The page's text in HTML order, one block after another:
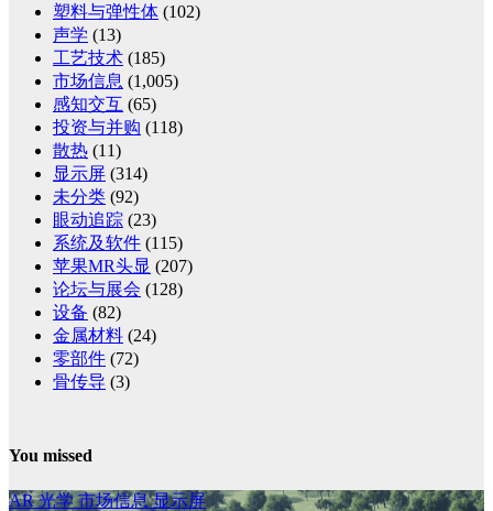
塑料与弹性体 (102)
声学 (13)
工艺技术 (185)
市场信息 (1,005)
感知交互 (65)
投资与并购 (118)
散热 (11)
显示屏 (314)
未分类 (92)
眼动追踪 (23)
系统及软件 (115)
苹果MR头显 (207)
论坛与展会 (128)
设备 (82)
金属材料 (24)
零部件 (72)
骨传导 (3)
You missed
AR光学市场信息显示屏